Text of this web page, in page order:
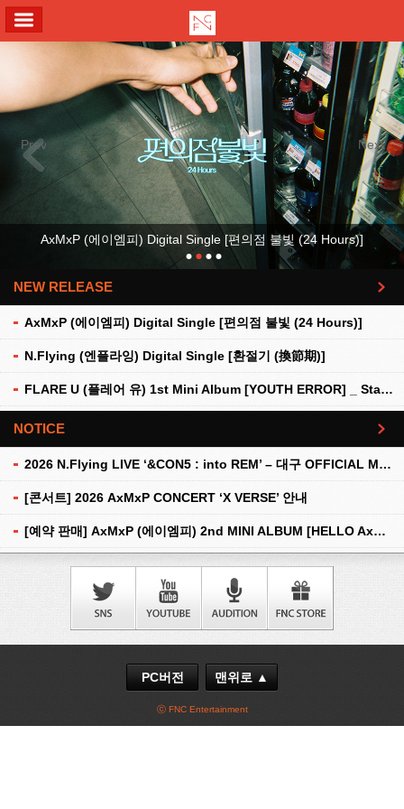
Previous Next
AxMxP (에이엠피) Digital Single [편의점 불빛 (24 Hours)]
NEW RELEASE
AxMxP (에이엠피) Digital Single [편의점 불빛 (24 Hours)]
N.Flying (엔플라잉) Digital Single [환절기 (換節期)]
FLARE U (플레어 유) 1st Mini Album [YOUTH ERROR] _ Stationery Kit Ver.
더보기
NOTICE
2026 N.Flying LIVE ‘&CON5 : into REM’ – 대구 OFFICIAL MD 현장 판매 안내
[콘서트] 2026 AxMxP CONCERT ‘X VERSE’ 안내
[예약 판매] AxMxP (에이엠피) 2nd MINI ALBUM [HELLO AxMxP] 예약 판매 안내
더보기
PC버전 맨위로 ▲
ⓒ FNC Entertainment